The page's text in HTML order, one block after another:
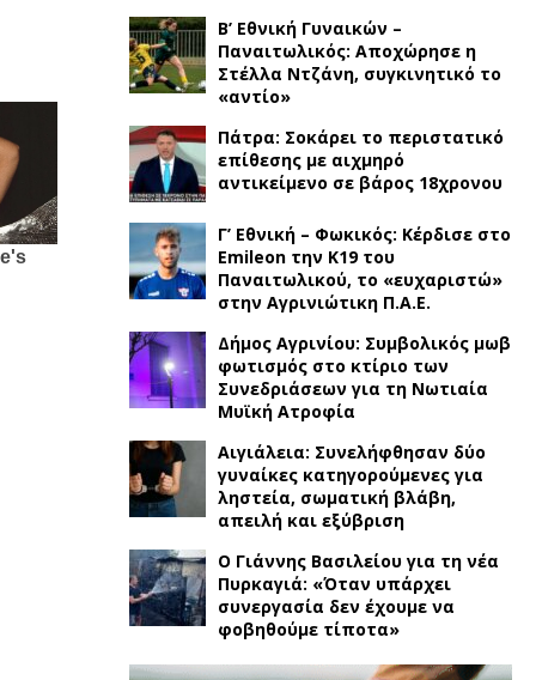
Β’ Εθνική Γυναικών –
Παναιτωλικός: Αποχώρησε η
Στέλλα Ντζάνη, συγκινητικό το
«αντίο»
Πάτρα: Σοκάρει το περιστατικό
επίθεσης με αιχμηρό
αντικείμενο σε βάρος 18χρονου
Γ’ Εθνική – Φωκικός: Κέρδισε στο
Emileon την Κ19 του
Παναιτωλικού, το «ευχαριστώ»
στην Αγρινιώτικη Π.Α.Ε.
Δήμος Αγρινίου: Συμβολικός μωβ
φωτισμός στο κτίριο των
Συνεδριάσεων για τη Νωτιαία
Μυϊκή Ατροφία
Αιγιάλεια: Συνελήφθησαν δύο
γυναίκες κατηγορούμενες για
ληστεία, σωματική βλάβη,
απειλή και εξύβριση
Ο Γιάννης Βασιλείου για τη νέα
Πυρκαγιά: «Όταν υπάρχει
συνεργασία δεν έχουμε να
φοβηθούμε τίποτα»